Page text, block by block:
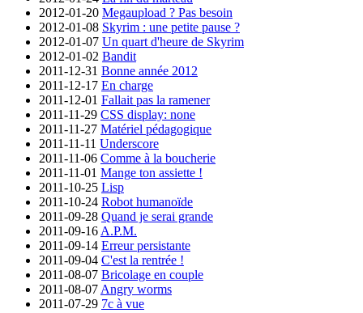
2012-01-20 Megaupload ? Pas besoin
2012-01-08 Skyrim : une petite pause ?
2012-01-07 Un quart d'heure de Skyrim
2012-01-02 Bandit
2011-12-31 Bonne année 2012
2011-12-17 En charge
2011-12-01 Fallait pas la ramener
2011-11-29 CSS display: none
2011-11-27 Matériel pédagogique
2011-11-11 Underscore
2011-11-06 Comme à la boucherie
2011-11-01 Mange ton assiette !
2011-10-25 Lisp
2011-10-24 Robot humanoïde
2011-09-28 Quand je serai grande
2011-09-16 A.P.M.
2011-09-14 Erreur persistante
2011-09-04 C'est la rentrée !
2011-08-07 Bricolage en couple
2011-08-07 Angry worms
2011-07-29 7c à vue